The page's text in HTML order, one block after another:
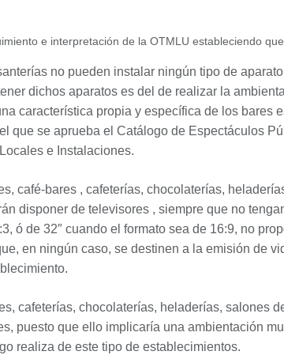
e interpretación de la OTMLU estableciendo
no pueden instalar ningún tipo de
dichos aparatos es del de realizar la
característica propia y específica de los bares
que se aprueba el Catálogo de Espectáculos
e Instalaciones.
café-bares , cafeterías, chocolaterías,
disponer de televisores , siempre que no
ó de 32″ cuando el formato sea de 16:9, no
en ningún caso, se destinen a la emisión de
cafeterías, chocolaterías, heladerías, salones
puesto que ello implicaría una ambientación
realiza de este tipo de establecimientos.